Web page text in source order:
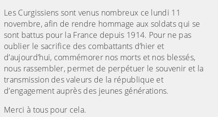
Les Curgissiens sont venus nombreux ce lundi 11
novembre, afin de rendre hommage aux soldats qui se
sont battus pour la France depuis 1914. Pour ne pas
oublier le sacrifice des combattants d’hier et
d’aujourd’hui, commémorer nos morts et nos blessés,
nous rassembler, permet de perpétuer le souvenir et la
transmission des valeurs de la république et
d’engagement auprès des jeunes générations.
Merci à tous pour cela.